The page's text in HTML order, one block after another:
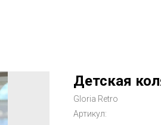
Детская
Gloria Retro
Артикул: